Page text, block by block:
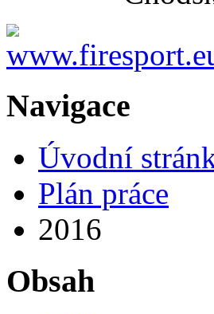
Navigace
Úvodní
Plán práce
2016
Obsah